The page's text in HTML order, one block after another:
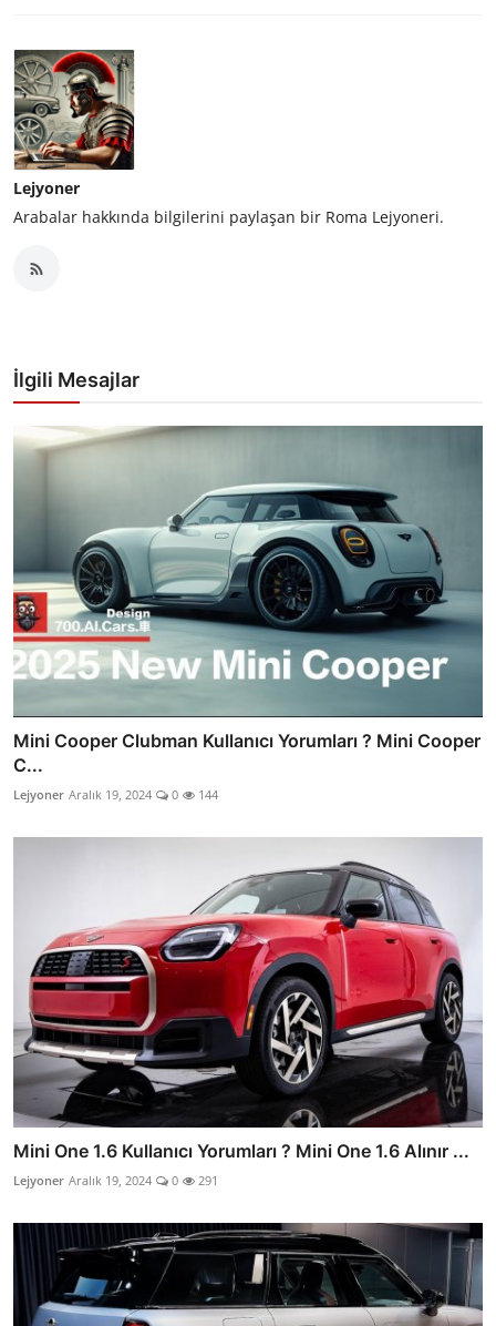
Lejyoner
Arabalar hakkında bilgilerini paylaşan bir Roma Lejyoneri.
İlgili Mesajlar
Mini Cooper Clubman Kullanıcı Yorumları ? Mini Cooper
C...
Lejyoner Aralık 19, 2024 0 144
Mini One 1.6 Kullanıcı Yorumları ? Mini One 1.6 Alınır ...
Lejyoner Aralık 19, 2024 0 291